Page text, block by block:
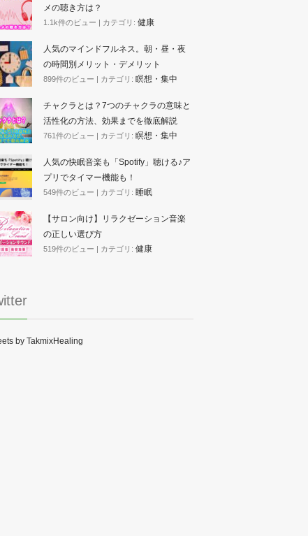
メの聴き方は？
1.1k件のビュー | カテゴリ: 健康
人気のマインドフルネス。朝・昼・夜
の時間別メリット・デメリット
899件のビュー | カテゴリ: 瞑想・集中
チャクラとは？7つのチャクラの意味と
活性化の方法、効果までを徹底解説
761件のビュー | カテゴリ: 瞑想・集中
人気の快眠音楽も「Spotify」聴ける♪ア
プリでタイマー機能も！
549件のビュー | カテゴリ: 睡眠
【サロン向け】リラクゼーション音楽
の正しい選び方
519件のビュー | カテゴリ: 健康
by TakmixHealing